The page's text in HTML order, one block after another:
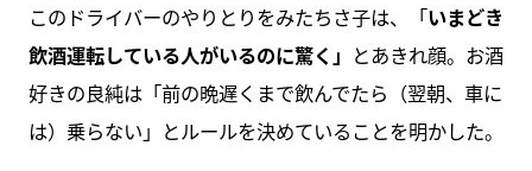
このドライバーのやりとりをみたちさ子は、「いまどき
飲酒運転している人がいるのに驚く」 とあきれ顔。お酒
好きの良純は「前の晩遅くまで飲んでたら（翌朝、車に
は）乗らない」とルールを決めていることを明かした。